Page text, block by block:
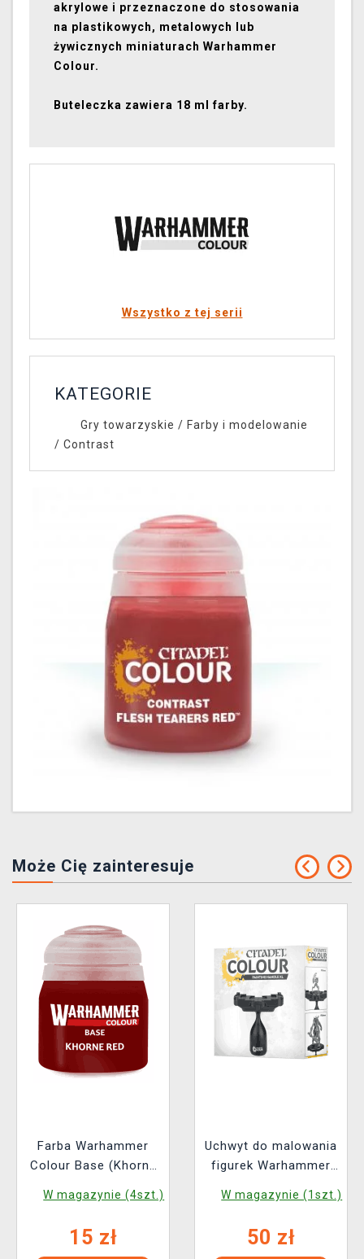
akrylowe i przeznaczone do stosowania
na plastikowych, metalowych lub
żywicznych miniaturach Warhammer
Colour.
Buteleczka zawiera 18 ml farby.
Wszystko z tej serii
KATEGORIE
Gry towarzyskie / Farby i modelowanie
/ Contrast
Może Cię zainteresuje
Farba Warhammer
Colour Base (Khorne
W magazynie (4szt.)
15 zł
Uchwyt do malowania
figurek Warhammer
XL
W magazynie (1szt.)
50 zł